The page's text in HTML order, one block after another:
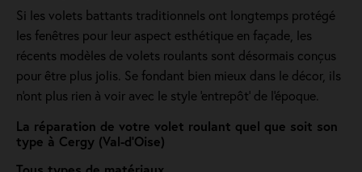
Si les volets battants traditionnels ont longtemps protégé
les fenêtres pour leur aspect esthétique en façade, les
récents modèles de volets roulants sont désormais conçus
pour être plus jolis. Se fondant bien mieux dans le décor, ils
n'ont plus rien à voir avec le style 'entrepôt' de l'époque.
La réparation de votre volet roulant quel que soit son
type à Cergy (Val-d'Oise)